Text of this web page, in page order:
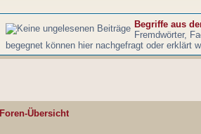
Begriffe aus
Fremdwörter,
begegnet können hier nachgefragt oder erklärt
Foren-Übersicht